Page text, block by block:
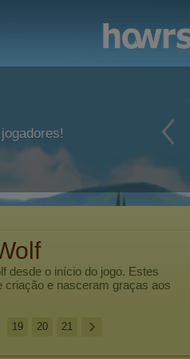
desde o início do jogo. Estes
criação e nasceram graças aos
19 20 21